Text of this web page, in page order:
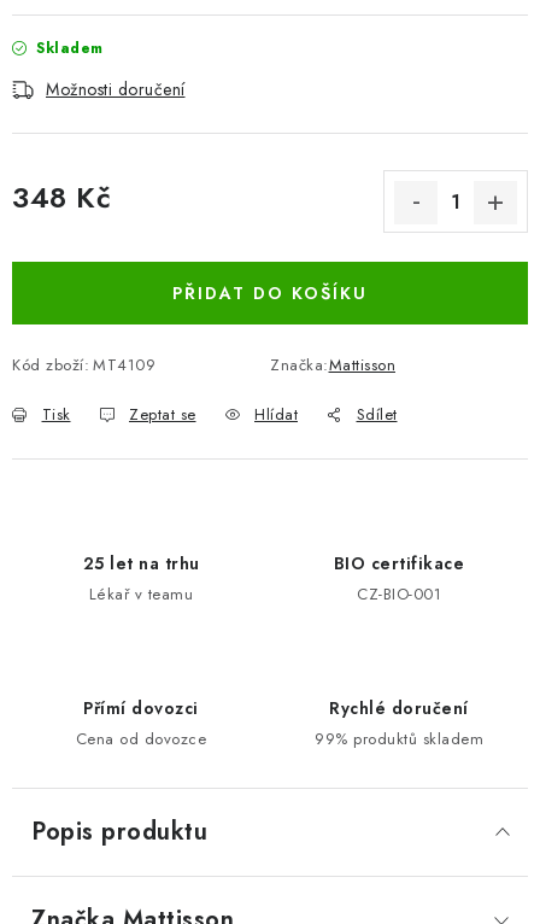
Skladem
Možnosti doručení
348 Kč
PŘIDAT DO KOŠÍKU
Kód zboží: MT4109 Značka:Mattisson
Tisk Zeptat se Hlídat Sdílet
25 let na trhu
Lékař v teamu
BIO certifikace
CZ-BIO-001
Přímí dovozci
Cena od dovozce
Rychlé doručení
99% produktů skladem
Popis produktu